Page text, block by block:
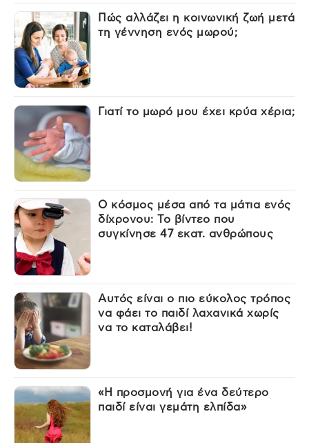
Πώς αλλάζει η κοινωνική ζωή μετά
τη γέννηση ενός μωρού;
Γιατί το μωρό μου έχει κρύα χέρια;
Ο κόσμος μέσα από τα μάτια ενός
δίχρονου: Το βίντεο που
συγκίνησε 47 εκατ. ανθρώπους
Αυτός είναι ο πιο εύκολος τρόπος
να φάει το παιδί λαχανικά χωρίς
να το καταλάβει!
«Η προσμονή για ένα δεύτερο
παιδί είναι γεμάτη ελπίδα»